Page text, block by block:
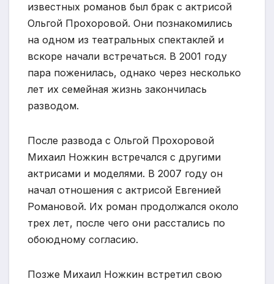
известных романов был брак с актрисой
Ольгой Прохоровой. Они познакомились
на одном из театральных спектаклей и
вскоре начали встречаться. В 2001 году
пара поженилась, однако через несколько
лет их семейная жизнь закончилась
разводом.
После развода с Ольгой Прохоровой
Михаил Ножкин встречался с другими
актрисами и моделями. В 2007 году он
начал отношения с актрисой Евгенией
Романовой. Их роман продолжался около
трех лет, после чего они расстались по
обоюдному согласию.
Позже Михаил Ножкин встретил свою